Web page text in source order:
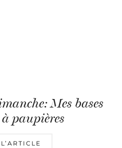
Mes bases
paupières